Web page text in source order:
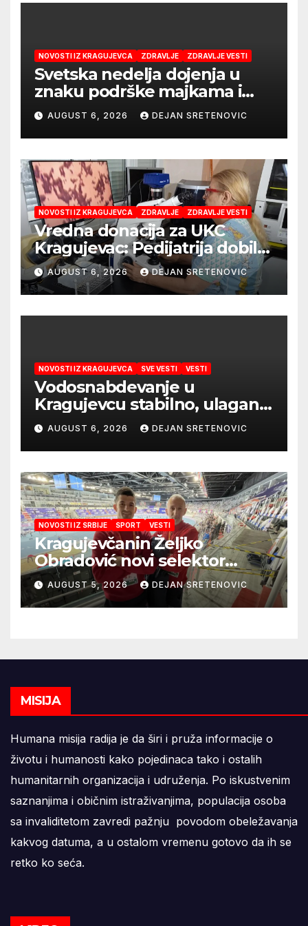
NOVOSTI IZ KRAGUJEVCA ZDRAVLJE ZDRAVLJE VESTI
Svetska nedelja dojenja u
znaku podrške majkama i
najboljeg početka života
AUGUST 6, 2026 DEJAN SRETENOVIC
NOVOSTI IZ KRAGUJEVCA ZDRAVLJE ZDRAVLJE VESTI
Vredna donacija za UKC
Kragujevac: Pedijatrija dobila
mobilni rendgen i mikroskop
vredne 9,6 miliona dinara
AUGUST 6, 2026 DEJAN SRETENOVIC
NOVOSTI IZ KRAGUJEVCA SVE VESTI VESTI
Vodosnabdevanje u
Kragujevcu stabilno, ulaganja
obezbedila sigurnije
snabdevanje
AUGUST 6, 2026 DEJAN SRETENOVIC
NOVOSTI IZ SRBIJE SPORT VESTI
Kragujevčanin Željko
Obradović novi selektor
Atletske reprezentacije Srbije
AUGUST 5, 2026 DEJAN SRETENOVIC
MISIJA
Humana misija radija je da širi i pruža informacije o
životu i humanosti kako pojedinaca tako i ostalih
humanitarnih organizacija i udruženja. Po iskustvenim
saznanjima i običnim istraživanjima, populacija osoba
sa invaliditetom zavredi pažnju povodom obeležavanja
kakvog datuma, a u ostalom vremenu gotovo da ih se
retko ko seća.